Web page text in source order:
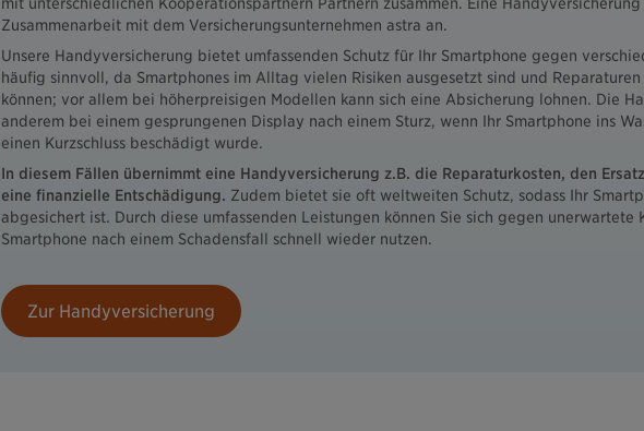
mit unterschiedlichen Kooperationspartnern Partnern zusammen. Eine
Zusammenarbeit mit dem Versicherungsunternehmen astra an.
Unsere Handyversicherung bietet umfassenden Schutz für Ihr Smartphone gegen
häufig sinnvoll, da Smartphones im Alltag vielen Risiken ausgesetzt sind und Reparaturen
können; vor allem bei höherpreisigen Modellen kann sich eine Absicherung lohnen. Die
anderem bei einem gesprungenen Display nach einem Sturz, wenn Ihr Smartphone ins
einen Kurzschluss beschädigt wurde.
In diesem Fällen übernimmt eine Handyversicherung z.B. die Reparaturkosten, den
eine finanzielle Entschädigung. Zudem bietet sie oft weltweiten Schutz, sodass Ihr
abgesichert ist. Durch diese umfassenden Leistungen können Sie sich gegen unerwartete
Smartphone nach einem Schadensfall schnell wieder nutzen.
Zur Handyversicherung